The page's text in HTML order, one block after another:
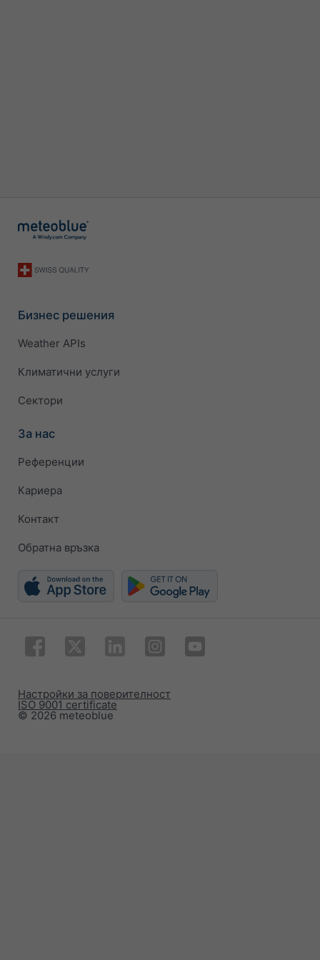
Бизнес решения
Weather APIs
Климатични услуги
Сектори
За нас
Референции
Кариера
Контакт
Обратна връзка
© 2026 meteoblue
ISO 9001 certificate
Настройки за поверителност